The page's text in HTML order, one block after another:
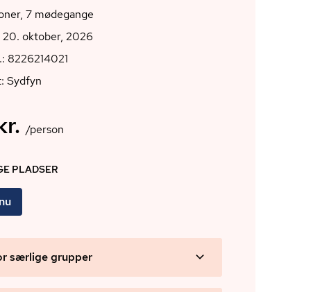
7 mødegange
20. oktober, 2026
8226214021
Sydfyn
/person
PLADSER
særlige grupper